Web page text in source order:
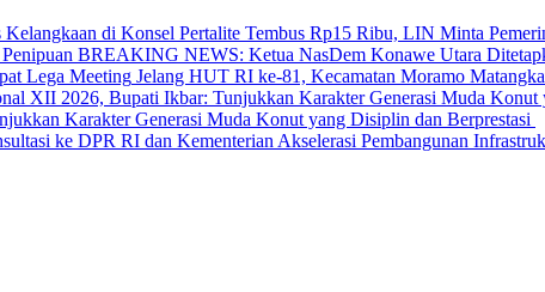
‎Pertalite Tembus Rp15 Ribu, LIN Minta
BREAKING NEWS: Ketua NasDem Konawe Utara
‎Jelang HUT RI ke-81, Kecamatan Moramo
Karakter Generasi Muda Konut yang Disiplin dan Berprestasi
Akselerasi Pembangunan